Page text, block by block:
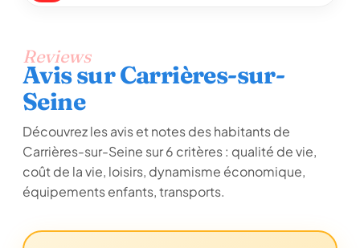
Reviews
Avis sur Carrières-sur-
Seine
Découvrez les avis et notes des habitants de
Carrières-sur-Seine sur 6 critères : qualité de vie,
coût de la vie, loisirs, dynamisme économique,
équipements enfants, transports.